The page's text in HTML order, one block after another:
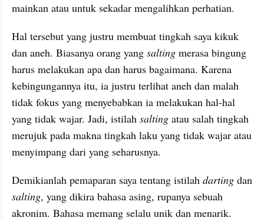
mainkan atau untuk sekadar mengalihkan perhatian.
Hal tersebut yang justru membuat tingkah saya kikuk
dan aneh. Biasanya orang yang salting merasa bingung
kebingungannya itu, ia justru terlihat aneh dan malah
tidak fokus yang menyebabkan ia melakukan hal-hal
yang tidak wajar. Jadi, istilah salting atau salah tingkah
merujuk pada makna tingkah laku yang tidak wajar atau
menyimpang dari yang seharusnya.
Demikianlah pemaparan saya tentang istilah darting
salting, yang dikira bahasa asing, rupanya sebuah
akronim. Bahasa memang selalu unik dan menarik.